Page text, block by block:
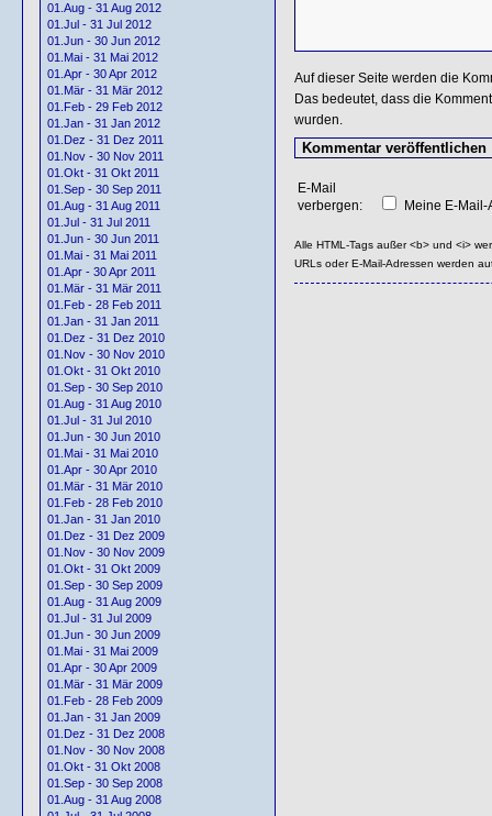
01.Aug - 31 Aug 2012
01.Jul - 31 Jul 2012
01.Jun - 30 Jun 2012
01.Mai - 31 Mai 2012
01.Apr - 30 Apr 2012
01.Mär - 31 Mär 2012
01.Feb - 29 Feb 2012
01.Jan - 31 Jan 2012
01.Dez - 31 Dez 2011
01.Nov - 30 Nov 2011
01.Okt - 31 Okt 2011
01.Sep - 30 Sep 2011
01.Aug - 31 Aug 2011
01.Jul - 31 Jul 2011
01.Jun - 30 Jun 2011
01.Mai - 31 Mai 2011
01.Apr - 30 Apr 2011
01.Mär - 31 Mär 2011
01.Feb - 28 Feb 2011
01.Jan - 31 Jan 2011
01.Dez - 31 Dez 2010
01.Nov - 30 Nov 2010
01.Okt - 31 Okt 2010
01.Sep - 30 Sep 2010
01.Aug - 31 Aug 2010
01.Jul - 31 Jul 2010
01.Jun - 30 Jun 2010
01.Mai - 31 Mai 2010
01.Apr - 30 Apr 2010
01.Mär - 31 Mär 2010
01.Feb - 28 Feb 2010
01.Jan - 31 Jan 2010
01.Dez - 31 Dez 2009
01.Nov - 30 Nov 2009
01.Okt - 31 Okt 2009
01.Sep - 30 Sep 2009
01.Aug - 31 Aug 2009
01.Jul - 31 Jul 2009
01.Jun - 30 Jun 2009
01.Mai - 31 Mai 2009
01.Apr - 30 Apr 2009
01.Mär - 31 Mär 2009
01.Feb - 28 Feb 2009
01.Jan - 31 Jan 2009
01.Dez - 31 Dez 2008
01.Nov - 30 Nov 2008
01.Okt - 31 Okt 2008
01.Sep - 30 Sep 2008
01.Aug - 31 Aug 2008
Auf dieser Seite werden die
Das bedeutet, dass die
wurden.
E-Mail
verbergen:
Meine E-
Alle HTML-Tags außer <b> und <i>
URLs oder E-Mail-Adressen werden